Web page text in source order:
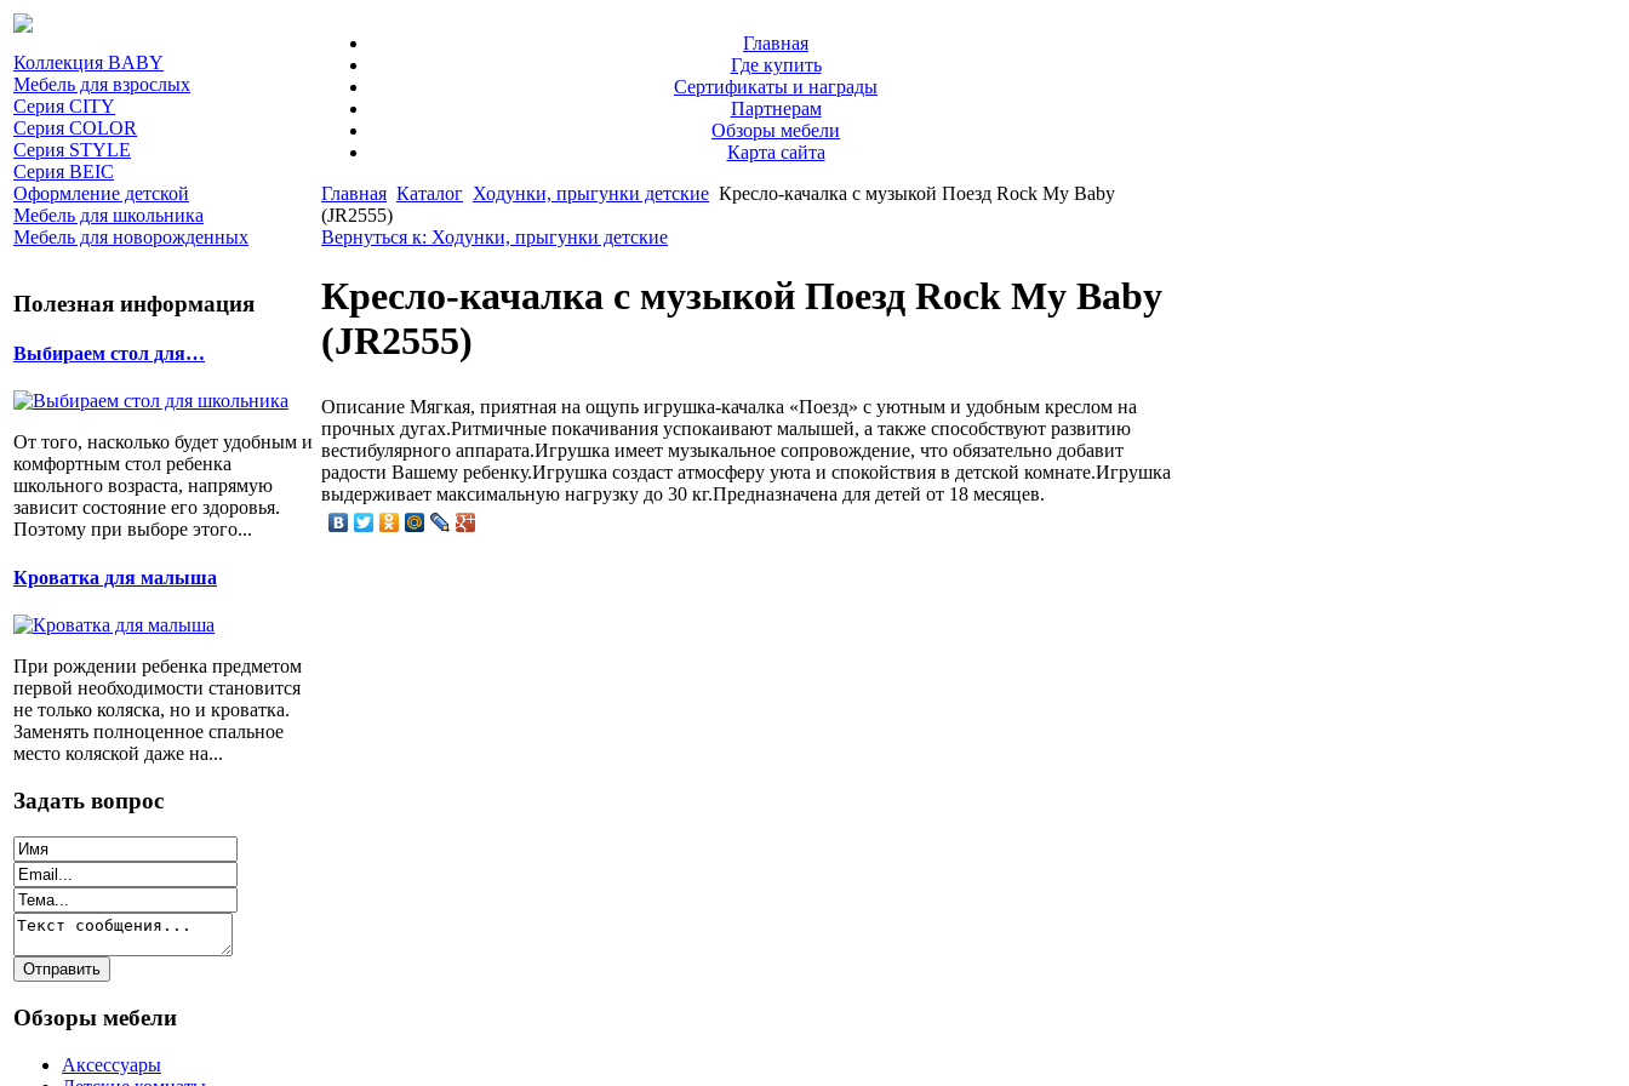
Коллекция BABY
Мебель для взрослых
Серия CITY
Серия COLOR
Серия STYLE
Серия BEIC
Оформление детской
Мебель для школьника
Мебель для новорожденных
Полезная информация
Выбираем стол для…
От того, насколько будет удобным и
комфортным стол ребенка
школьного возраста, напрямую
зависит состояние его здоровья.
Поэтому при выборе этого...
Кроватка для малыша
При рождении ребенка предметом
первой необходимости становится
не только коляска, но и кроватка.
Заменять полноценное спальное
место коляской даже на...
Задать вопрос
Обзоры мебели
Аксессуары
Главная
Где купить
Сертификаты и награды
Партнерам
Обзоры мебели
Карта сайта
Главная Каталог Ходунки, прыгунки детские Кресло-качалка с музыкой Поезд Rock My Baby
(JR2555)
Вернуться к: Ходунки, прыгунки детские
Кресло-качалка с музыкой Поезд Rock My Baby
(JR2555)
Описание Мягкая, приятная на ощупь игрушка-качалка «Поезд» с уютным и удобным креслом на
прочных дугах.Ритмичные покачивания успокаивают малышей, а также способствуют развитию
вестибулярного аппарата.Игрушка имеет музыкальное сопровождение, что обязательно добавит
радости Вашему ребенку.Игрушка создаст атмосферу уюта и спокойствия в детской комнате.Игрушка
выдерживает максимальную нагрузку до 30 кг.Предназначена для детей от 18 месяцев.